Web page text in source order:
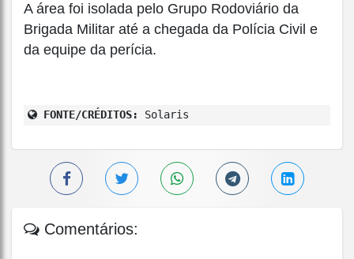
A área foi isolada pelo Grupo Rodoviário da
Brigada Militar até a chegada da Polícia Civil e
da equipe da perícia.
FONTE/CRÉDITOS: Solaris
Comentários: